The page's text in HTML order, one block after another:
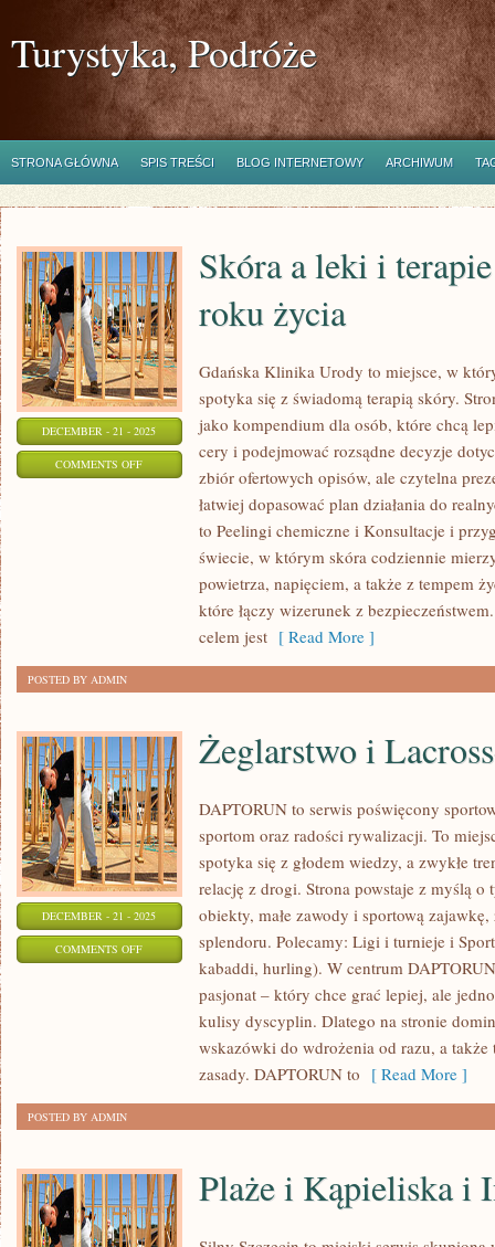
Turystyka, Podróże
STRONA GŁÓWNA SPIS TREŚCI BLOG INTERNETOWY ARCHIWUM
DECEMBER - 21 - 2025
COMMENTS OFFON
ROKU
ŻYCIA
Skóra a leki i
roku życia
Gdańska Klinika Urody to miejsce, w
spotyka się z świadomą terapią skóry.
jako kompendium dla osób, które chcą
cery i podejmować rozsądne decyzje
zbiór ofertowych opisów, ale czytelna
łatwiej dopasować plan działania do
to Peelingi chemiczne i Konsultacje i
świecie, w którym skóra codziennie
powietrza, napięciem, a także z tempem
które łączy wizerunek z
celem jest [ Read More ]
POSTED BY ADMIN
DECEMBER - 21 - 2025
COMMENTS OFFON
ŻEGLARSTWO
Żeglarstwo i
DAPTORUN to serwis poświęcony
sportom oraz radości rywalizacji. To
spotyka się z głodem wiedzy, a zwykłe
relację z drogi. Strona powstaje z myślą
obiekty, małe zawody i sportową
splendoru. Polecamy: Ligi i turnieje i
kabaddi, hurling). W centrum
pasjonat – który chce grać lepiej, ale
kulisy dyscyplin. Dlatego na stronie
wskazówki do wdrożenia od razu, a także
zasady. DAPTORUN to [ Read More ]
POSTED BY ADMIN
Plaże i Kąpieliska i